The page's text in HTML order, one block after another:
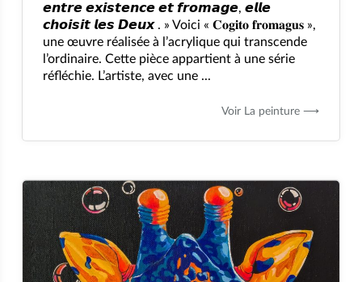
𝙚𝙣𝙩𝙧𝙚 𝙚𝙭𝙞𝙨𝙩𝙚𝙣𝙘𝙚 𝙚𝙩 𝙛𝙧𝙤𝙢𝙖𝙜𝙚, 𝙚𝙡𝙡𝙚
𝙘𝙝𝙤𝙞𝙨𝙞𝙩 𝙡𝙚𝙨 𝘿𝙚𝙪𝙭 . » Voici « 𝐂𝐨𝐠𝐢𝐭𝐨 𝐟𝐫𝐨𝐦𝐚𝐠𝐮𝐬 »,
une œuvre réalisée à l’acrylique qui transcende
l’ordinaire. Cette pièce appartient à une série
réfléchie. L’artiste, avec une ...
Voir La peinture ⟶